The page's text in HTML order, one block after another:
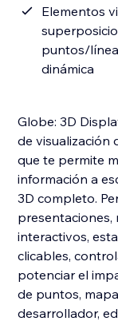
Elementos
puntos/
dinámica
Globe: 3D
de visualización
que te permite
información a
3D completo.
presentaciones,
interactivos,
clicables,
potenciar el
de puntos,
desarrollador,